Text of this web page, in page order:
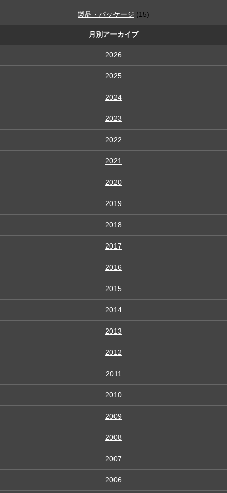
製品・パッケージ (15)
月別アーカイブ
2026
2025
2024
2023
2022
2021
2020
2019
2018
2017
2016
2015
2014
2013
2012
2011
2010
2009
2008
2007
2006